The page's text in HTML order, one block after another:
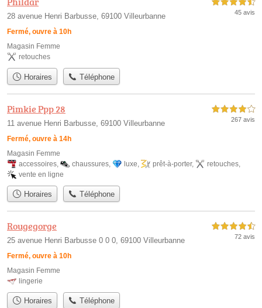
28 avenue Henri Barbusse, 69100 Villeurbanne
Fermé, ouvre à 10h
4,5 étoiles sur 5
45 avis
Magasin Femme
retouches
Horaires Téléphone
Pimkie Ppp 28
11 avenue Henri Barbusse, 69100 Villeurbanne
Fermé, ouvre à 14h
4,0 étoiles sur 5
267 avis
Magasin Femme
accessoires
chaussures luxe prêt-à-porter, retouches
vente en ligne
Horaires Téléphone
Rougegorge
25 avenue Henri Barbusse 0 0 0, 69100 Villeurbanne
Fermé, ouvre à 10h
4,5 étoiles sur 5
72 avis
Magasin Femme
lingerie
Horaires Téléphone